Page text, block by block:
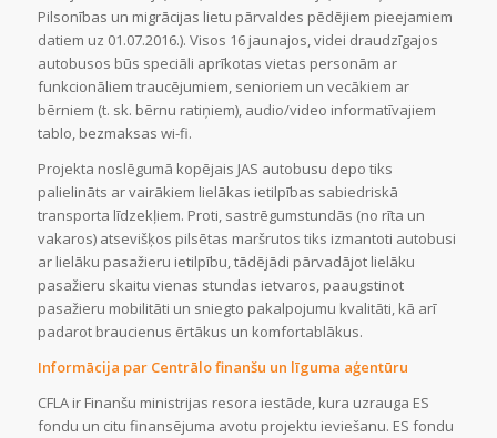
Pilsonības un migrācijas lietu pārvaldes pēdējiem pieejamiem
datiem uz 01.07.2016.). Visos 16 jaunajos, videi draudzīgajos
autobusos būs speciāli aprīkotas vietas personām ar
funkcionāliem traucējumiem, senioriem un vecākiem ar
bērniem (t. sk. bērnu ratiņiem), audio/video informatīvajiem
tablo, bezmaksas wi-fi.
Projekta noslēgumā kopējais JAS autobusu depo tiks
palielināts ar vairākiem lielākas ietilpības sabiedriskā
transporta līdzekļiem. Proti, sastrēgumstundās (no rīta un
vakaros) atsevišķos pilsētas maršrutos tiks izmantoti autobusi
ar lielāku pasažieru ietilpību, tādējādi pārvadājot lielāku
pasažieru skaitu vienas stundas ietvaros, paaugstinot
pasažieru mobilitāti un sniegto pakalpojumu kvalitāti, kā arī
padarot braucienus ērtākus un komfortablākus.
Informācija par Centrālo finanšu un līguma aģentūru
CFLA ir Finanšu ministrijas resora iestāde, kura uzrauga ES
fondu un citu finansējuma avotu projektu ieviešanu. ES fondu